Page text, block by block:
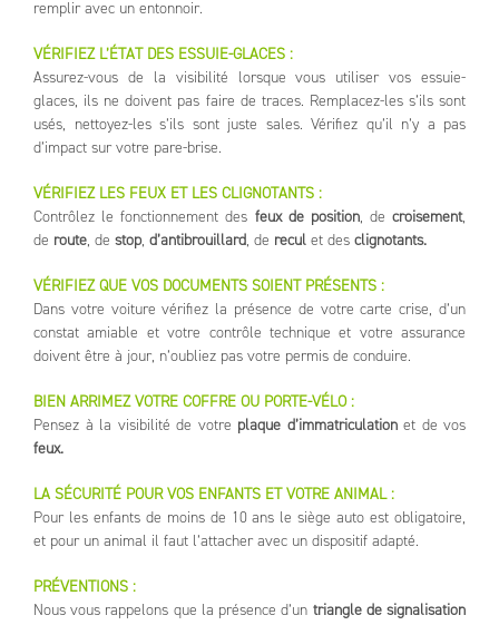
remplir avec un entonnoir.
VÉRIFIEZ L’ÉTAT DES ESSUIE-GLACES :
Assurez-vous de la visibilité lorsque vous utiliser vos essuie-
glaces, ils ne doivent pas faire de traces. Remplacez-les s’ils sont
usés, nettoyez-les s’ils sont juste sales. Vérifiez qu’il n’y a pas
d’impact sur votre pare-brise.
VÉRIFIEZ LES FEUX ET LES CLIGNOTANTS :
Contrôlez le fonctionnement des feux de position, de croisement,
de route, de stop, d’antibrouillard, de recul et des clignotants.
VÉRIFIEZ QUE VOS DOCUMENTS SOIENT PRÉSENTS :
Dans votre voiture vérifiez la présence de votre carte crise, d’un
constat amiable et votre contrôle technique et votre assurance
doivent être à jour, n’oubliez pas votre permis de conduire.
BIEN ARRIMEZ VOTRE COFFRE OU PORTE-VÉLO :
Pensez à la visibilité de votre plaque d’immatriculationet de vos
feux.
LA SÉCURITÉ POUR VOS ENFANTS ET VOTRE ANIMAL :
Pour les enfants de moins de 10 ans le siège auto est obligatoire,
et pour un animal il faut l’attacher avec un dispositif adapté.
PRÉVENTIONS :
Nous vous rappelons que la présence d’un triangle de signalisation